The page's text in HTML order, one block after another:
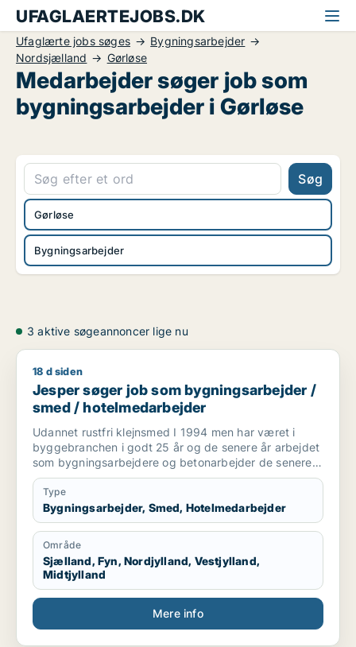
UFAGLAERTEJOBS.DK
Ufaglærte jobs søges
Bygningsarbejder
Nordsjælland
Gørløse
Medarbejder søger job som
bygningsarbejder i Gørløse
Søg
Bygningsarbejder
Gørløse
3 aktive søgeannoncer lige nu
Jesper søger job som bygningsarbejder / smed /
18 d siden
Jesper søger job som bygningsarbejder /
smed / hotelmedarbejder
Udannet rustfri klejnsmed I 1994 men har været i
byggebranchen i godt 25 år og de senere år arbejdet
som bygningsarbejdere og betonarbejder de senere
år som kranfører som jeg er pt.
Type
Bygningsarbejder, Smed, Hotelmedarbejder
Område
Sjælland, Fyn, Nordjylland, Vestjylland,
Midtjylland
Mere info